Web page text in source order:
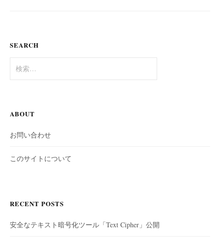
SEARCH
索:
ABOUT
お問い合わせ
このサイトについて
RECENT POSTS
安全なテキスト暗号化ツール「Text Cipher」公開